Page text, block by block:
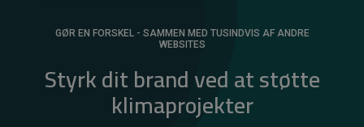
GØR EN FORSKEL - SAMMEN MED TUSINDVIS AF ANDRE
WEBSITES
Styrk dit brand ved at støtte
klimaprojekter